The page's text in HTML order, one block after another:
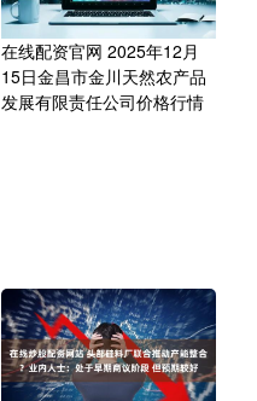
在线配资官网 2025年12月
15日金昌市金川天然农产品
发展有限责任公司价格行情